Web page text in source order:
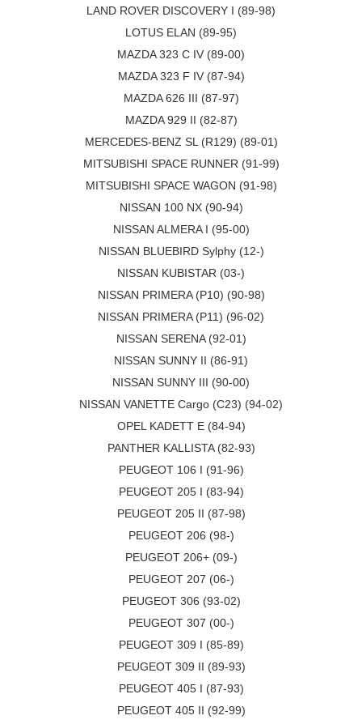
LAND ROVER DISCOVERY I (89-98)
LOTUS ELAN (89-95)
MAZDA 323 C IV (89-00)
MAZDA 323 F IV (87-94)
MAZDA 626 III (87-97)
MAZDA 929 II (82-87)
MERCEDES-BENZ SL (R129) (89-01)
MITSUBISHI SPACE RUNNER (91-99)
MITSUBISHI SPACE WAGON (91-98)
NISSAN 100 NX (90-94)
NISSAN ALMERA I (95-00)
NISSAN BLUEBIRD Sylphy (12-)
NISSAN KUBISTAR (03-)
NISSAN PRIMERA (P10) (90-98)
NISSAN PRIMERA (P11) (96-02)
NISSAN SERENA (92-01)
NISSAN SUNNY II (86-91)
NISSAN SUNNY III (90-00)
NISSAN VANETTE Cargo (C23) (94-02)
OPEL KADETT E (84-94)
PANTHER KALLISTA (82-93)
PEUGEOT 106 I (91-96)
PEUGEOT 205 I (83-94)
PEUGEOT 205 II (87-98)
PEUGEOT 206 (98-)
PEUGEOT 206+ (09-)
PEUGEOT 207 (06-)
PEUGEOT 306 (93-02)
PEUGEOT 307 (00-)
PEUGEOT 309 I (85-89)
PEUGEOT 309 II (89-93)
PEUGEOT 405 I (87-93)
PEUGEOT 405 II (92-99)